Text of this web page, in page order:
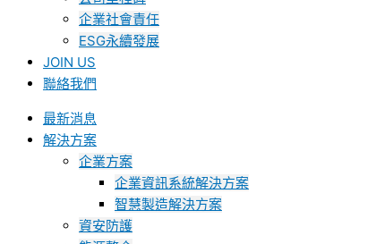
企業社會責任
ESG永續發展
JOIN US
聯絡我們
最新消息
解決方案
企業方案
企業資訊系統解決方案
智慧製造解決方案
資安防護